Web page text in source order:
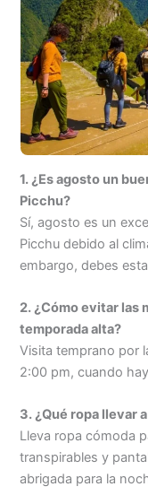
1. ¿Es agosto un
Picchu?
Sí, agosto es un
Picchu debido al
embargo, debes
2. ¿Cómo evitar las
temporada alta?
Visita temprano por
2:00 pm, cuando
3. ¿Qué ropa llevar
Lleva ropa cómoda
transpirables y
abrigada para la